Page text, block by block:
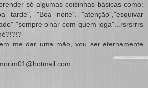
só algumas coisinhas básicas como:
tarde", "Boa noite". "atenção","esquivar
"sempre olhar com quem joga"...rsrsrrrs
me dar uma mão, vou ser eternamente